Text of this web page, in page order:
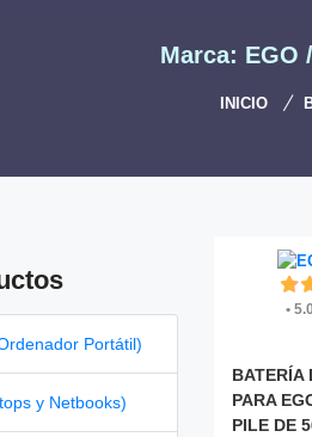
Marca: EGO
INICIO
Portátil)
y Netbooks)
•
BATERÍA
PARA
PILE DE